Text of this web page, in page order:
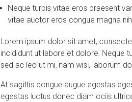
Neque turpis vitae eros praesent
vitae auctor eros congue magna
Lorem ipsum dolor sit amet,
incididunt ut labore et dolore. Neque
sed ac leo ut mi, nam wisi, laborum
At sagittis congue augue egestas
egestas luctus donec diam ociis